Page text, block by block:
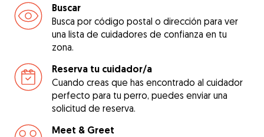
Buscar
Busca por código postal o dirección para ver
una lista de cuidadores de confianza en tu
zona.
Reserva tu cuidador/a
Cuando creas que has encontrado al cuidador
perfecto para tu perro, puedes enviar una
solicitud de reserva.
Meet & Greet